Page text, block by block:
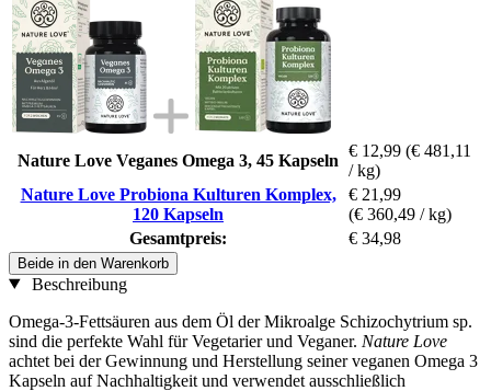
Nature Love Veganes Omega 3, 45 Kapseln
€ 12,99 (€ 481,11
/ kg)
Nature Love Probiona Kulturen Komplex,
120 Kapseln
€ 21,99
(€ 360,49 / kg)
Gesamtpreis:
€ 34,98
Beide in den Warenkorb
Beschreibung
Omega-3-Fettsäuren aus dem Öl der Mikroalge Schizochytrium sp.
sind die perfekte Wahl für Vegetarier und Veganer. Nature Love
achtet bei der Gewinnung und Herstellung seiner veganen Omega 3
Kapseln auf Nachhaltigkeit und verwendet ausschließlich